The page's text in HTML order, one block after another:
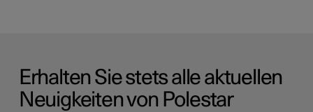
Erhalten Sie stets alle aktuellen
Neuigkeiten von Polestar